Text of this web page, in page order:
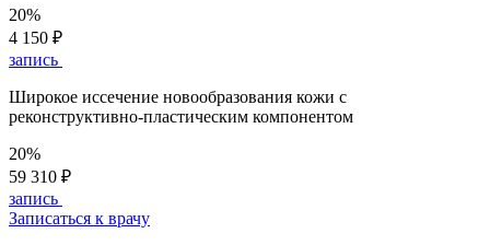
20%
4 150 ₽
запись
Широкое иссечение новообразования кожи с
реконструктивно-пластическим компонентом
20%
59 310 ₽
запись
Записаться к врачу